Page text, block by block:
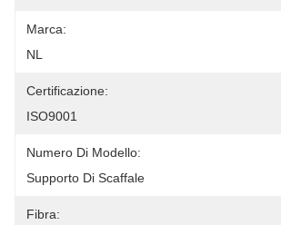
Marca:
NL
Certificazione:
ISO9001
Numero Di Modello:
Supporto Di Scaffale
Fibra: